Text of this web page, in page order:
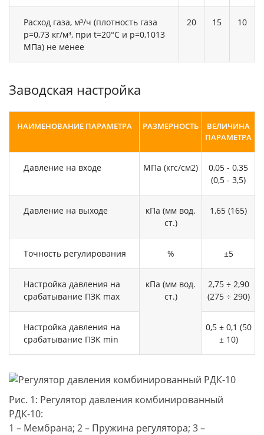
Расход газа, м³/ч (плотность газа
р=0,73 кг/м³, при t=20°С и p=0,1013
МПа) не менее
20 15 10
Заводская настройка
НАИМЕНОВАНИЕ ПАРАМЕТРА РАЗМЕРНОСТЬ
ВЕЛИЧИНА
ПАРАМЕТРА
Давление на входе МПа (кгс/см2)
0,05 - 0,35
(0,5 - 3,5)
Давление на выходе
кПа (мм вод.
ст.)
1,65 (165)
Точность регулирования % ±5
Настройка давления на
срабатывание ПЗК max
кПа (мм вод.
ст.)
2,75 ÷ 2,90
(275 ÷ 290)
Настройка давления на
срабатывание ПЗК min
0,5 ± 0,1 (50
± 10)
Рис. 1: Регулятор давления комбинированный
РДК-10:
1 – Мембрана; 2 – Пружина регулятора; 3 –